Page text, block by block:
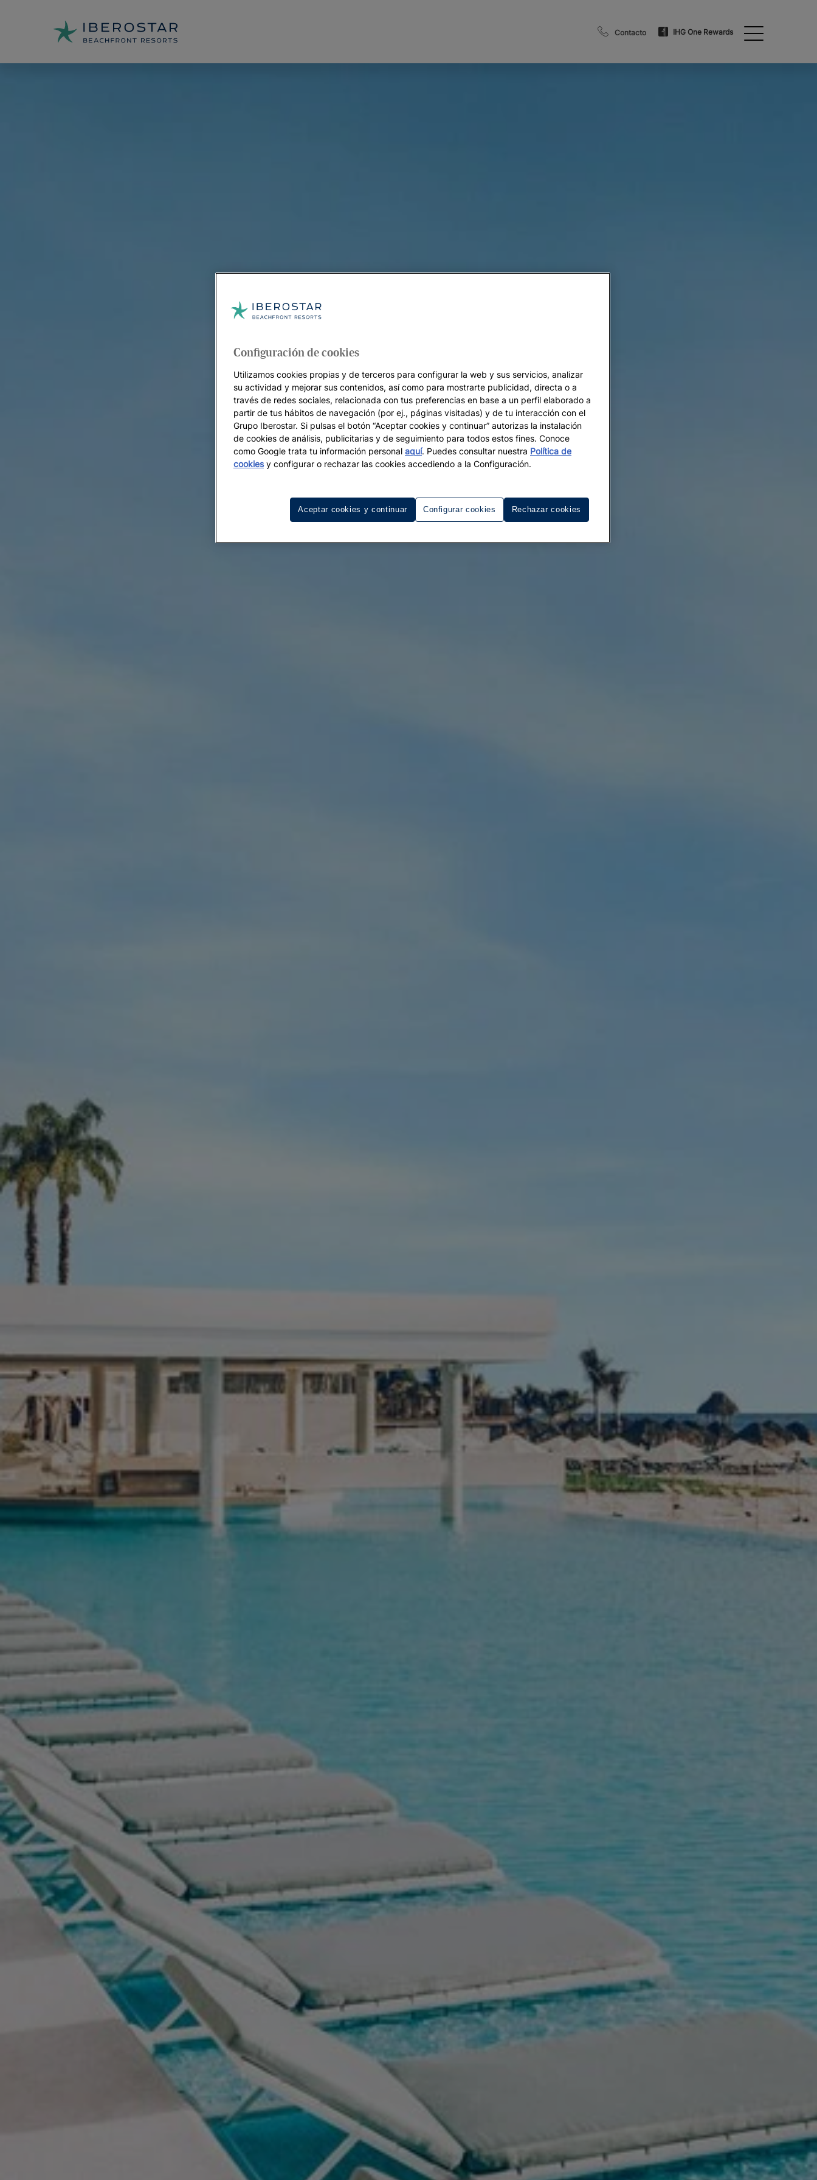
Contacto IHG One Rewards
Configuración de cookies
Utilizamos cookies propias y de terceros para configurar la web y sus servicios, analizar
su actividad y mejorar sus contenidos, así como para mostrarte publicidad, directa o a
través de redes sociales, relacionada con tus preferencias en base a un perfil elaborado a
partir de tus hábitos de navegación (por ej., páginas visitadas) y de tu interacción con el
Grupo Iberostar. Si pulsas el botón “Aceptar cookies y continuar” autorizas la instalación
de cookies de análisis, publicitarias y de seguimiento para todos estos fines. Conoce
como Google trata tu información personal aquí. Puedes consultar nuestra Política de
cookiesy configurar o rechazar las cookies accediendo a la Configuración.
Configurar cookies Rechazar cookies
Aceptar cookies y continuar